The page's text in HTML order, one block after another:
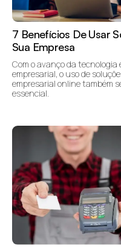
7 Benefícios De Usar
Sua Empresa
Com o avanço da
empresarial, o uso de
empresarial online também
essencial.